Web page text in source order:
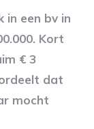
in een bv in
Kort
€ 3
dat
mocht